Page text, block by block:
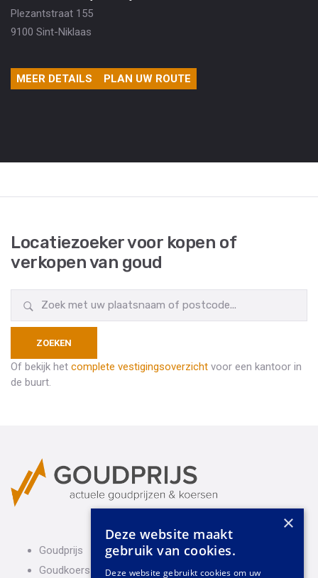
Plezantstraat 155
9100 Sint-Niklaas
MEER DETAILS PLAN UW ROUTE
Locatiezoeker voor kopen of
verkopen van goud
Of bekijk het complete vestigingsoverzicht voor een kantoor in
de buurt.
Goudprijs
Goudkoers
×
Deze website maakt
gebruik van cookies.
Deze website gebruikt cookies om uw